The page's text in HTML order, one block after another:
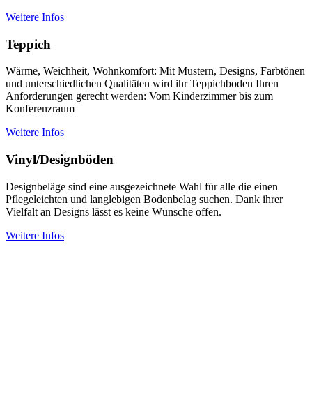
Weitere Infos
Teppich
Wärme, Weichheit, Wohnkomfort: Mit Mustern, Designs, Farbtönen
und unterschiedlichen Qualitäten wird ihr Teppichboden Ihren
Anforderungen gerecht werden: Vom Kinderzimmer bis zum
Konferenzraum
Weitere Infos
Vinyl/Designböden
Designbeläge sind eine ausgezeichnete Wahl für alle die einen
Pflegeleichten und langlebigen Bodenbelag suchen. Dank ihrer
Vielfalt an Designs lässt es keine Wünsche offen.
Weitere Infos